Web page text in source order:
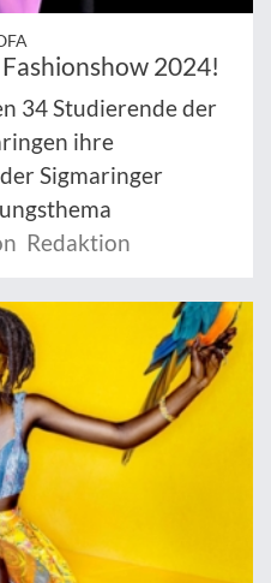
2024!
34 Studierende der
ihre
Sigmaringer
Redaktion